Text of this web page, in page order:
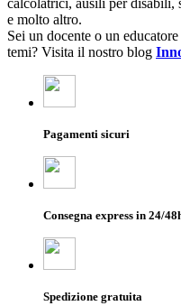
e molto altro.
Sei un docente o un
temi? Visita il nostro blog
Pagamenti sicuri
Consegna express in 24/
Spedizione gratuita